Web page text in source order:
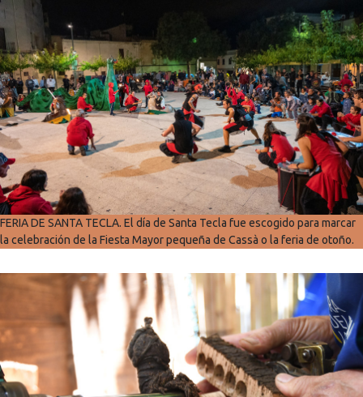
FERIA DE SANTA TECLA. El día de Santa Tecla fue escogido para marcar
la celebración de la Fiesta Mayor pequeña de Cassà o la feria de otoño.